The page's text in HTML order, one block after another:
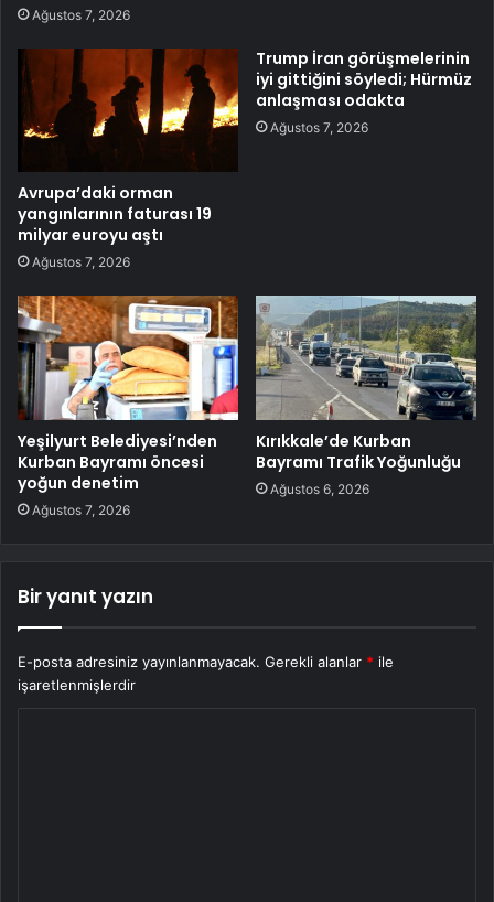
Ağustos 7, 2026
Avrupa’daki orman
yangınlarının faturası 19
milyar euroyu aştı
Ağustos 7, 2026
Trump İran görüşmelerinin
iyi gittiğini söyledi; Hürmüz
anlaşması odakta
Ağustos 7, 2026
Yeşilyurt Belediyesi’nden
Kurban Bayramı öncesi
yoğun denetim
Ağustos 7, 2026
Kırıkkale’de Kurban
Bayramı Trafik Yoğunluğu
Ağustos 6, 2026
Bir yanıt yazın
E-posta adresiniz yayınlanmayacak. Gerekli alanlar * ile
işaretlenmişlerdir